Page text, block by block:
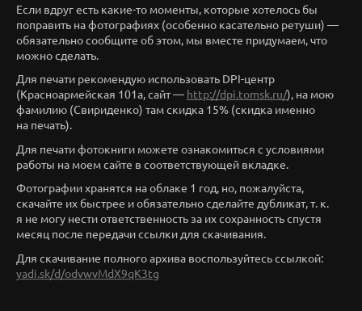
Если вдруг есть какие-то моменты, которые хотелось бы
поправить на фотографиях (особенно касательно ретуши) —
обязательно сообщите об этом, мы вместе придумаем, что
можно сделать.
Для печати рекомендую использовать DPI-центр
(Красноармейская 101а, сайт — http://dpi.tomsk.ru/), на мою
фамилию (Свириденко) там скидка 15% (скидка именно
на печать).
Для печати фотокниги можете ознакомиться с условиями
работы на моем сайте в соответствующей вкладке.
Фотографии хранятся на облаке 1 год, но, пожалуйста,
скачайте их быстрее и обязательно сделайте дубликат, т. к.
я не могу нести ответственность за их сохранность спустя
месяц после передачи ссылки для скачивания.
Для скачивание полного архива воспользуйтесь ссылкой:
yadi.sk/d/odvwvMdX9qK3tg